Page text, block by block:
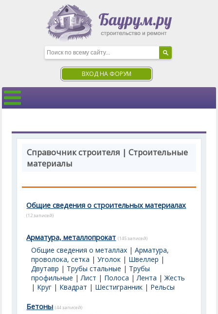
ВХОД НА ФОРУМ
Справочник строителя | Строительные
материалы
Общие сведения о строительных материалах
(12 записей)
Арматура, металлопрокат (145 записей)
Общие сведения о металлах |Арматура,
проволока, сетка |Уголок | Швеллер |
Двутавр | Трубы стальные | Трубы
профильные |Лист | Полоса |Лента |Жесть
| Круг | Квадрат | Шестигранник | Рельсы
Бетоны (44 записей)